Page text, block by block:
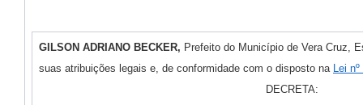
GILSON ADRIANO BECKER, Prefeito do Município de Vera Cruz,
suas atribuições legais e, de conformidade com o disposto na Lei
DECRETA: